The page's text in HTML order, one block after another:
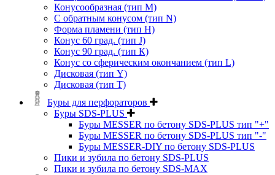
Конусообразная (тип М)
C обратным конусом (тип N)
Форма пламени (тип H)
Конус 60 град. (тип J)
Конус 90 град. (тип К)
Конус со сферическим окончанием (тип L)
Дисковая (тип Y)
Дисковая (тип Т)
Буры для перфораторов
Буры SDS-PLUS
Буры MESSER по бетону SDS-PLUS тип "+"
Буры MESSER по бетону SDS-PLUS тип "-"
Буры MESSER-DIY по бетону SDS-PLUS
Пики и зубила по бетону SDS-PLUS
Пики и зубила по бетону SDS-MAX